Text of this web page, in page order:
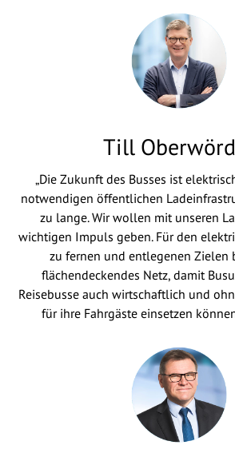
Till
„Die Zukunft des Busses ist
notwendigen öffentlichen
zu lange. Wir wollen mit unseren
wichtigen Impuls geben. Für den
zu fernen und entlegenen Zielen
flächendeckendes Netz, damit
Reisebusse auch wirtschaftlich und
für ihre Fahrgäste einsetzen